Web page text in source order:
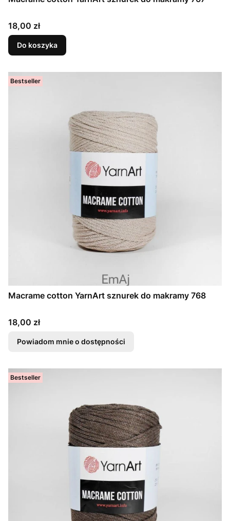
Cena
18,00 zł
Do koszyka
Bestseller
Macrame cotton YarnArt sznurek do makramy 768
Cena
18,00 zł
Powiadom mnie o dostępności
Bestseller